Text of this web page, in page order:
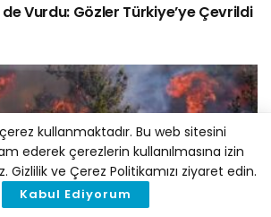
Vurdu: Gözler Türkiye’ye Çevrildi
kullanmaktadır. Bu web sitesini
ederek çerezlerin kullanılmasına izin
Gizlilik ve Çerez Politikamızı ziyaret edin.
Kabul Ediyorum